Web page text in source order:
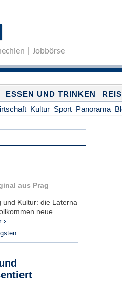
| Jobbörse
ESSEN UND TRINKEN
Kultur Sport Panorama
aus Prag
und Kultur: die Laterna
neue
›